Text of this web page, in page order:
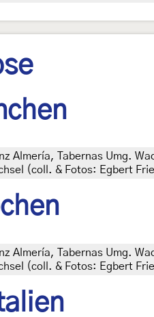
Almería, Tabernas Umg.
(coll. & Fotos: Egbert
Almería, Tabernas Umg.
(coll. & Fotos: Egbert